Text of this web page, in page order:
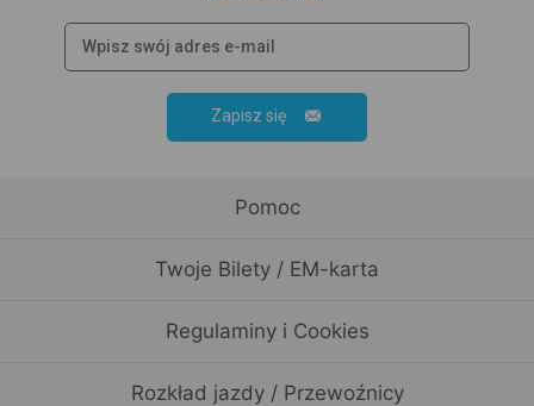
Zapisz się
Pomoc
Twoje Bilety / EM-karta
Regulaminy i Cookies
Rozkład jazdy / Przewoźnicy